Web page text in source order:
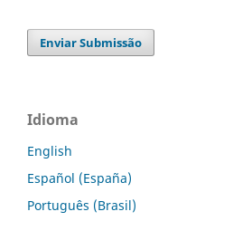
Enviar Submissão
Idioma
English
Español (España)
Português (Brasil)